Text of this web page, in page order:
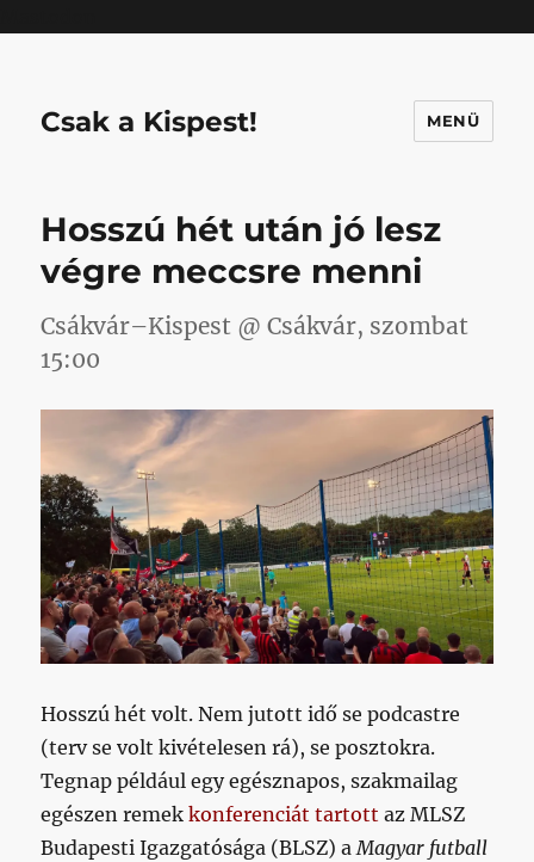
Csak a Kispest! MENÜ
Hosszú hét után jó lesz
végre meccsre menni
Csákvár–Kispest @ Csákvár, szombat
15:00
Hosszú hét volt. Nem jutott idő se podcastre
(terv se volt kivételesen rá), se posztokra.
Tegnap például egy egésznapos, szakmailag
egészen remekkonferenciát tartott az MLSZ
Budapesti Igazgatósága (BLSZ) aMagyar futball